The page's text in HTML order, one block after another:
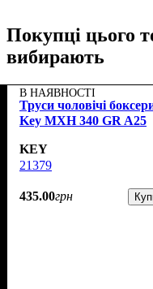
Покупці цього
вибирають
В НАЯВНОСТІ
Труси чоловічі
Key MXH 340 GR A25
KEY
21379
435.00грн